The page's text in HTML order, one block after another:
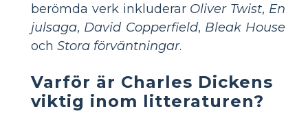
berömda verk inkluderar Oliver Twist, En
julsaga, David Copperfield, Bleak House
och Stora förväntningar.
Varför är Charles Dickens
viktig inom litteraturen?